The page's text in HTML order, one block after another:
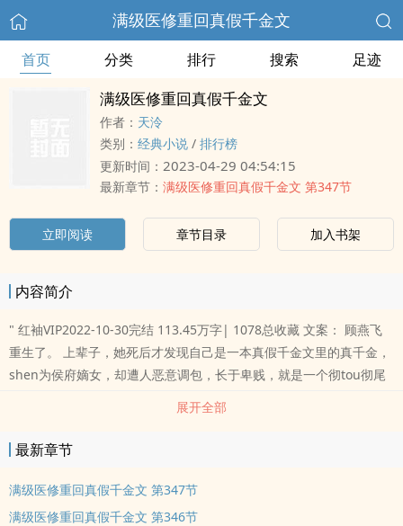
满级医修重回真假千金文
首页 分类 排行 搜索 足迹
满级医修重回真假千金文
作者： 天泠
类别： 经典小说 / 排行榜
更新时间： 2023-04-29 04:54:15
最新章节： 满级医修重回真假千金文 第347节
立即阅读 章节目录 加入书架
内容简介
" 红袖VIP2022-10-30完结 113.45万字| 1078总收藏 文案： 顾燕飞
重生了。 上辈子，她死后才发现自己是一本真假千金文里的真千金，
shen为侯府嫡女，却遭人恶意调包，长于卑贱，就是一个彻tou彻尾
的炮灰。 原女主假千金是气运之女，鸠占鹊巢，集万千宠ai于一
shen，是顾家人的眼珠子、心tourou，踩着她顾燕飞的血rou尊荣一
生。 那一世，顾燕飞活得不明不白，死得不明不白。死后，她转世到
劈回了上辈子。回到了真假千金shen世大白的时候。 标签： 古代言
情 古典架空
展开全部
最新章节
满级医修重回真假千金文 第347节
满级医修重回真假千金文 第346节